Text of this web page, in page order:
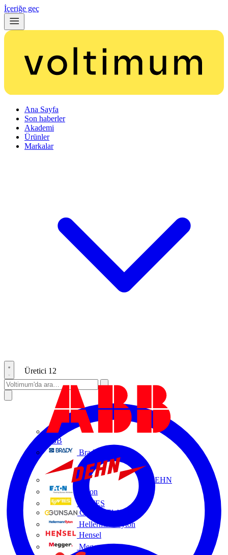
İçeriğe geç
Ana Sayfa
Son haberler
Akademi
Ürünler
Markalar
Üretici 12
ABB
Brady
DEHN
Eaton
ENTES
Günsan Elektrik
HellermannTyton
Hensel
Megger